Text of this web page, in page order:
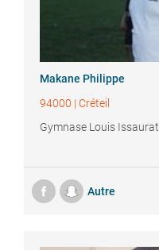
Makane Philippe
94000 | Créteil
Gymnase Louis Issaurat
Autre